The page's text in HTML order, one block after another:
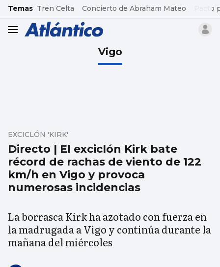
common.go-to-content
Temas Tren Celta Concierto de Abraham Mateo Pacto
header.menu.open
Vigo
Directo | El exciclón Kirk bate
récord de rachas de viento de 122
km/h en Vigo y provoca
numerosas incidencias
EXCICLÓN 'KIRK'
La borrasca Kirk ha azotado con fuerza en
la madrugada a Vigo y continúa durante la
mañana del miércoles